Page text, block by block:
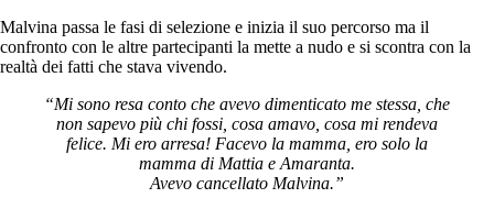
Malvina passa le fasi di selezione e inizia il suo percorso ma il
confronto con le altre partecipanti la mette a nudo e si scontra con la
realtà dei fatti che stava vivendo.
“Mi sono resa conto che avevo dimenticato me stessa, che
non sapevo più chi fossi, cosa amavo, cosa mi rendeva
felice. Mi ero arresa! Facevo la mamma, ero solo la
mamma di Mattia e Amaranta.
Avevo cancellato Malvina.”